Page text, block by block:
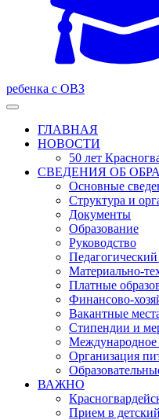
ребенка с ОВЗ
ГЛАВНАЯ
НОВОСТИ
50 лет
СВЕДЕНИЯ ОБ
Основные
Структура и
Документы
Образование
Руководство
Педагогический
Материально-
Платные
Финансово-
Вакантные
Стипендии и
Международное
Организация
ВАЖНО
Прием в